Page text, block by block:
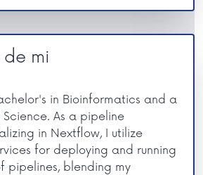
de mi
in Bioinformatics and a
As a pipeline
in Nextflow, I utilize
for deploying and running
pipelines, blending my